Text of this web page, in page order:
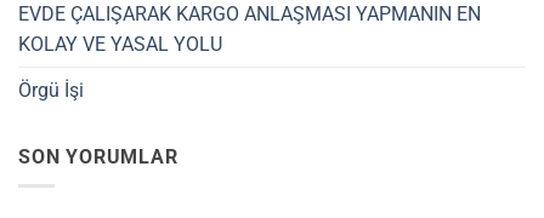
EVDE ÇALIŞARAK KARGO ANLAŞMASI YAPMANIN EN
KOLAY VE YASAL YOLU
Örgü İşi
SON YORUMLAR